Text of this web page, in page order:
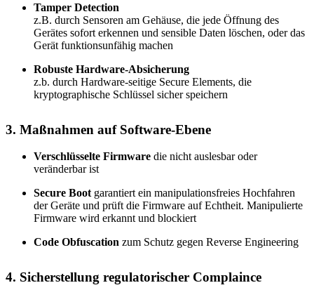
Tamper Detection
z.B. durch Sensoren am Gehäuse, die jede Öffnung des
Gerätes sofort erkennen und sensible Daten löschen, oder das
Gerät funktionsunfähig machen
Robuste Hardware-Absicherung
z.b. durch Hardware-seitige Secure Elements, die
kryptographische Schlüssel sicher speichern
3. Maßnahmen auf Software-Ebene
Verschlüsselte Firmware die nicht auslesbar oder
veränderbar ist
Secure Bootgarantiert ein manipulationsfreies Hochfahren
der Geräte und prüft die Firmware auf Echtheit. Manipulierte
Firmware wird erkannt und blockiert
Code Obfuscation zum Schutz gegen Reverse Engineering
4. Sicherstellung regulatorischer Complaince